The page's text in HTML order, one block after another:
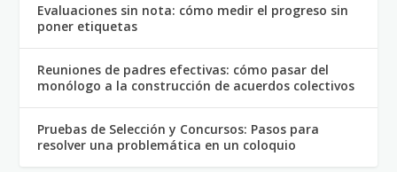
Evaluaciones sin nota: cómo medir el progreso sin
poner etiquetas
Reuniones de padres efectivas: cómo pasar del
monólogo a la construcción de acuerdos colectivos
Pruebas de Selección y Concursos: Pasos para
resolver una problemática en un coloquio